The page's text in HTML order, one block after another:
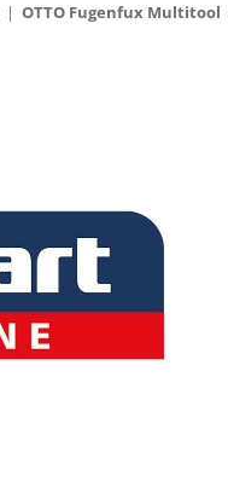
|OTTO Fugenfux Multitool